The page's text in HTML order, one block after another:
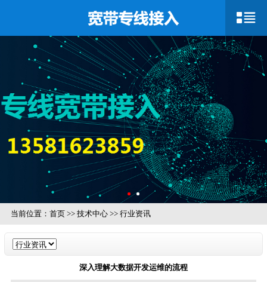
当前位置： 首页>> 技术中心>> 行业资讯
深入理解大数据开发运维的流程